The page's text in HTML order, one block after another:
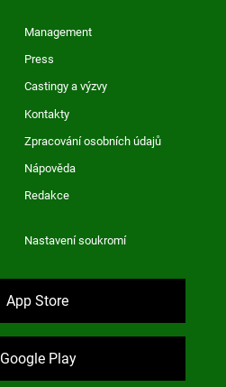
Management
Press
Castingy a výzvy
Kontakty
Zpracování osobních údajů
Nápověda
Redakce
Nastavení soukromí
App Store
Google Play